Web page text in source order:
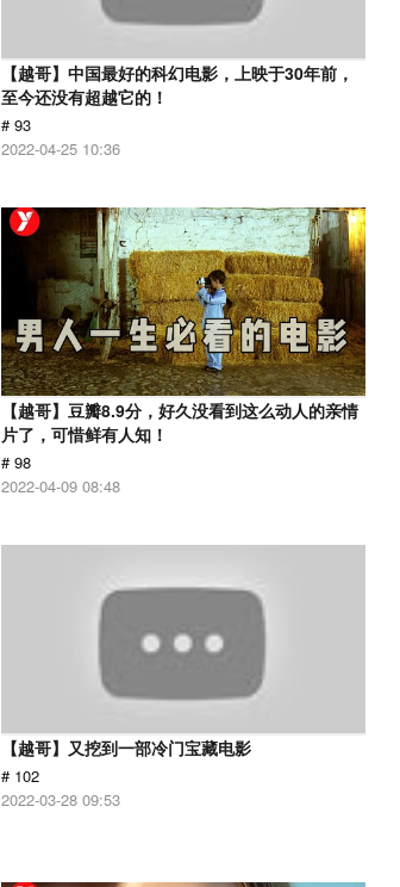
【越哥】中国最好的科幻电影，上映于30年前，
至今还没有超越它的！
# 93
2022-04-25 10:36
【越哥】豆瓣8.9分，好久没看到这么动人的亲情
片了，可惜鲜有人知！
# 98
2022-04-09 08:48
【越哥】又挖到一部冷门宝藏电影
# 102
2022-03-28 09:53